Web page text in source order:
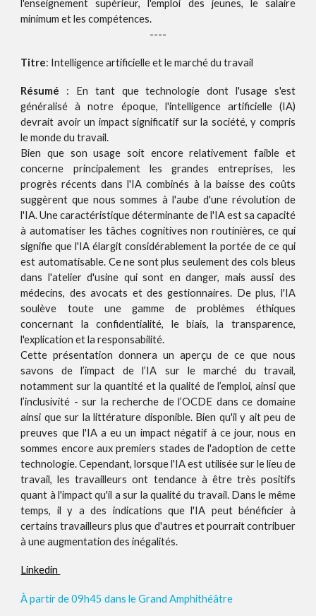
l'enseignement supérieur, l'emploi des jeunes, le salaire
minimum et les compétences.
----
Titre: Intelligence artificielle et le marché du travail
Résumé : En tant que technologie dont l'usage s'est
généralisé à notre époque, l'intelligence artificielle (IA)
devrait avoir un impact significatif sur la société, y compris
le monde du travail.
Bien que son usage soit encore relativement faible et
concerne principalement les grandes entreprises, les
progrès récents dans l'IA combinés à la baisse des coûts
suggèrent que nous sommes à l'aube d'une révolution de
l'IA. Une caractéristique déterminante de l'IA est sa capacité
à automatiser les tâches cognitives non routinières, ce qui
signifie que l'IA élargit considérablement la portée de ce qui
est automatisable. Ce ne sont plus seulement des cols bleus
dans l'atelier d'usine qui sont en danger, mais aussi des
médecins, des avocats et des gestionnaires. De plus, l'IA
soulève toute une gamme de problèmes éthiques
concernant la confidentialité, le biais, la transparence,
l'explication et la responsabilité.
Cette présentation donnera un aperçu de ce que nous
savons de l’impact de l’IA sur le marché du travail,
notamment sur la quantité et la qualité de l’emploi, ainsi que
l’inclusivité - sur la recherche de l’OCDE dans ce domaine
ainsi que sur la littérature disponible. Bien qu'il y ait peu de
preuves que l'IA a eu un impact négatif à ce jour, nous en
sommes encore aux premiers stades de l'adoption de cette
technologie. Cependant, lorsque l'IA est utilisée sur le lieu de
travail, les travailleurs ont tendance à être très positifs
quant à l'impact qu'il a sur la qualité du travail. Dans le même
temps, il y a des indications que l'IA peut bénéficier à
certains travailleurs plus que d'autres et pourrait contribuer
à une augmentation des inégalités.
Linkedin
À partir de 09h45 dans le Grand Amphithéâtre